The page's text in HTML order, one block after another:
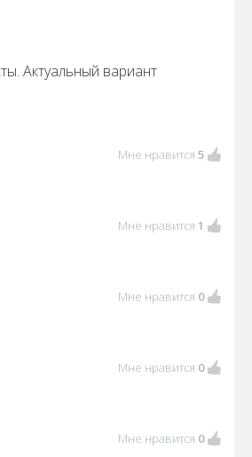
Актуальный вариант
Мне нравится 5
Мне нравится 1
Мне нравится 0
Мне нравится 0
Мне нравится 0